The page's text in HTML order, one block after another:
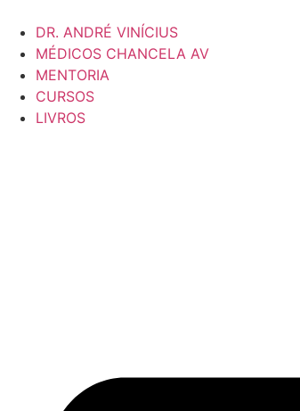
DR. ANDRÉ VINÍCIUS
MÉDICOS CHANCELA AV
MENTORIA
CURSOS
LIVROS